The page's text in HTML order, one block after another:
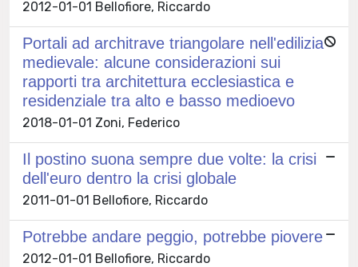
2012-01-01 Bellofiore, Riccardo
Portali ad architrave triangolare nell'edilizia
medievale: alcune considerazioni sui
rapporti tra architettura ecclesiastica e
residenziale tra alto e basso medioevo
2018-01-01 Zoni, Federico
Il postino suona sempre due volte: la crisi
dell'euro dentro la crisi globale
2011-01-01 Bellofiore, Riccardo
Potrebbe andare peggio, potrebbe piovere
2012-01-01 Bellofiore, Riccardo